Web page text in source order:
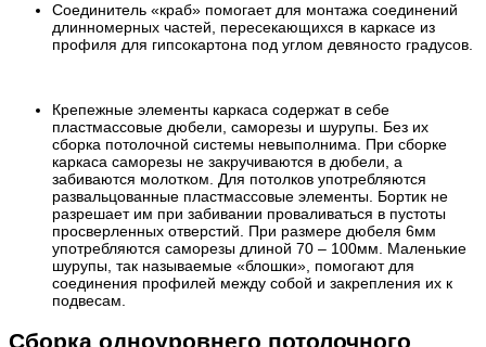
Соединитель «краб» помогает для монтажа соединений
длинномерных частей, пересекающихся в каркасе из
профиля для гипсокартона под углом девяносто градусов.
Крепежные элементы каркаса содержат в себе
пластмассовые дюбели, саморезы и шурупы. Без их
сборка потолочной системы невыполнима. При сборке
каркаса саморезы не закручиваются в дюбели, а
забиваются молотком. Для потолков употребляются
развальцованные пластмассовые элементы. Бортик не
разрешает им при забивании проваливаться в пустоты
просверленных отверстий. При размере дюбеля 6мм
употребляются саморезы длиной 70 – 100мм. Маленькие
шурупы, так называемые «блошки», помогают для
соединения профилей между собой и закрепления их к
подвесам.
Сборка одноуровнего потолочного